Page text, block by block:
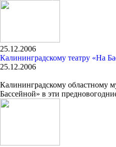
25.12.2006
Калининградскому театру «На
25.12.2006
Калининградскому областному
Бассейной» в эти